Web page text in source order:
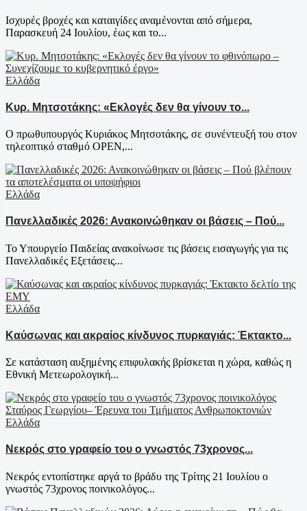
Ισχυρές βροχές και καταιγίδες αναμένονται από σήμερα,
Παρασκευή 24 Ιουλίου, έως και το...
Ελλάδα
Κυρ. Μητσοτάκης: «Εκλογές δεν θα γίνουν το...
Ο πρωθυπουργός Κυριάκος Μητσοτάκης, σε συνέντευξή του στον
τηλεοπτικό σταθμό OPEN,...
Ελλάδα
Πανελλαδικές 2026: Ανακοινώθηκαν οι βάσεις – Πού...
Το Υπουργείο Παιδείας ανακοίνωσε τις βάσεις εισαγωγής για τις
Πανελλαδικές Εξετάσεις...
Ελλάδα
Καύσωνας και ακραίος κίνδυνος πυρκαγιάς: Έκτακτο...
Σε κατάσταση αυξημένης επιφυλακής βρίσκεται η χώρα, καθώς η
Εθνική Μετεωρολογική...
Ελλάδα
Νεκρός στο γραφείο του ο γνωστός 73χρονος...
Νεκρός εντοπίστηκε αργά το βράδυ της Τρίτης 21 Ιουλίου ο
γνωστός 73χρονος ποινικολόγος...